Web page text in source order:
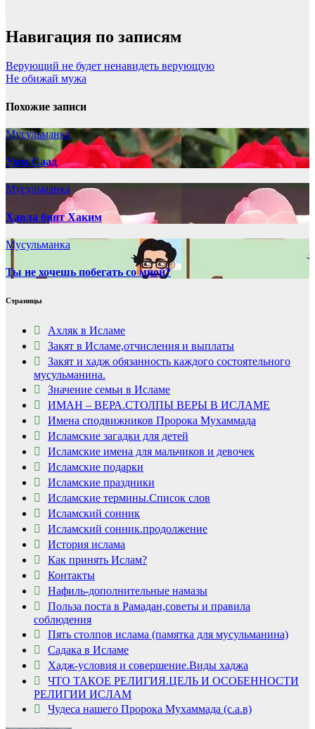
Навигация по записям
Верующий не будет ненавидеть верующую
Не обижай мужа
Похожие записи
Мусульманка
Умм Саад
Мусульманка
Хавла бинт Хаким
Мусульманка
Ты не хочешь побегать со мной?
Страницы
Ахляк в Исламе
Закят в Исламе,отчисления и выплаты
Закят и хадж обязанность каждого состоятельного
мусульманина.
Значение семьи в Исламе
ИМАН – ВЕРА.СТОЛПЫ ВЕРЫ В ИСЛАМЕ
Имена сподвижников Пророка Мухаммада
Исламские загадки для детей
Исламские имена для мальчиков и девочек
Исламские подарки
Исламские праздники
Исламские термины.Список слов
Исламский сонник
Исламский сонник.продолжение
История ислама
Как принять Ислам?
Контакты
Нафиль-дополнительные намазы
Польза поста в Рамадан,советы и правила
соблюдения
Пять столпов ислама (памятка для мусульманина)
Садака в Исламе
Хадж-условия и совершение.Виды хаджа
ЧТО ТАКОЕ РЕЛИГИЯ.ЦЕЛЬ И ОСОБЕННОСТИ
РЕЛИГИИ ИСЛАМ
Чудеса нашего Пророка Мухаммада (с.а.в)
i
Ролик длится
несколько секунд, а
смеяться вы будете
долго